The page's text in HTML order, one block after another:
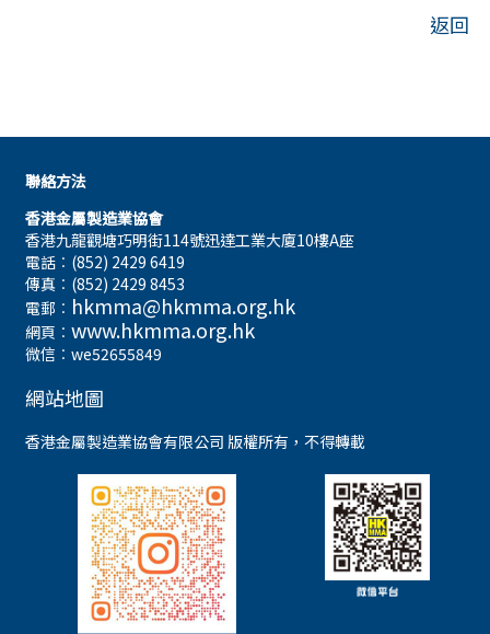
返回
聯絡方法
香港金屬製造業協會
香港九龍觀塘巧明街114號迅達工業大廈10樓A座
電話︰(852) 2429 6419
傳真︰(852) 2429 8453
電郵︰ hkmma@hkmma.org.hk
網頁︰ www.hkmma.org.hk
微信︰we52655849
網站地圖
香港金屬製造業協會有限公司 版權所有，不得轉載